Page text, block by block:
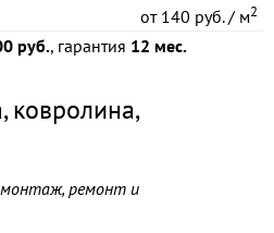
от140 руб. / м2
руб., гарантия 12 мес.
ковролина,
ремонт и